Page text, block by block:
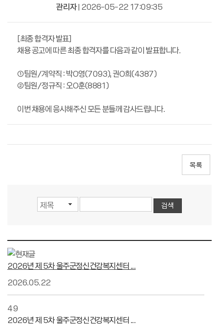
관리자| 2026-05-22 17:09:35
[최종 합격자 발표]
채용 공고에 따른 최종 합격자를 다음과 같이 발표합니다.
①팀원/계약직 :박O영(7093),권O희(4387)
②팀원/정규직 : 오O훈(8881)
이번 채용에 응시해주신 모든 분들께 감사드립니다.
2026년 제 5차 울주군정신건강복지센터 ...
2026.05.22
49
2026년 제 5차 울주군정신건강복지센터 ...